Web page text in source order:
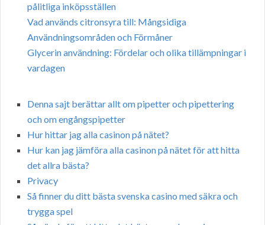
pålitliga inköpsställen
Vad används citronsyra till: Mångsidiga
Användningsområden och Förmåner
Glycerin användning: Fördelar och olika tillämpningar i
vardagen
Denna sajt berättar allt om pipetter och pipettering
och om engångspipetter
Hur hittar jag alla casinon på nätet?
Hur kan jag jämföra alla casinon på nätet för att hitta
det allra bästa?
Privacy
Så finner du ditt bästa svenska casino med säkra och
trygga spel